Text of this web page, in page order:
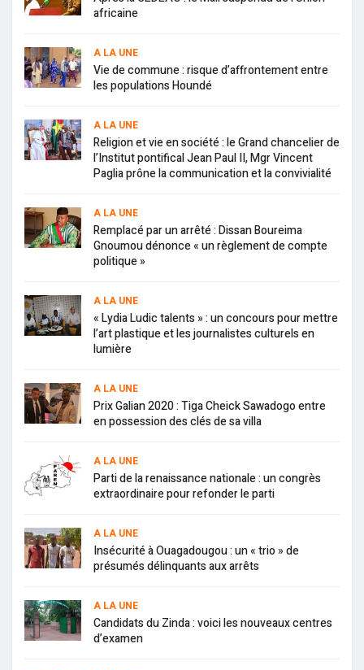
africaine
A LA UNE
Vie de commune : risque d’affrontement entre
les populations Houndé
A LA UNE
Religion et vie en société : le Grand chancelier de
l’Institut pontifical Jean Paul II, Mgr Vincent
Paglia prône la communication et la convivialité
A LA UNE
Remplacé par un arrêté : Dissan Boureima
Gnoumou dénonce « un règlement de compte
politique »
A LA UNE
« Lydia Ludic talents » : un concours pour mettre
l’art plastique et les journalistes culturels en
lumière
A LA UNE
Prix Galian 2020 : Tiga Cheick Sawadogo entre
en possession des clés de sa villa
A LA UNE
Parti de la renaissance nationale : un congrès
extraordinaire pour refonder le parti
A LA UNE
Insécurité à Ouagadougou : un « trio » de
présumés délinquants aux arrêts
A LA UNE
Candidats du Zinda : voici les nouveaux centres
d’examen